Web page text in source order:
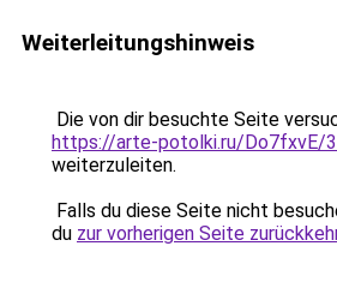
Weiterleitungshinweis
Die von dir besuchte Seite
https://arte-potolki.ru/Do7fxvE/
weiterzuleiten.
Falls du diese Seite nicht
du zur vorherigen Seite